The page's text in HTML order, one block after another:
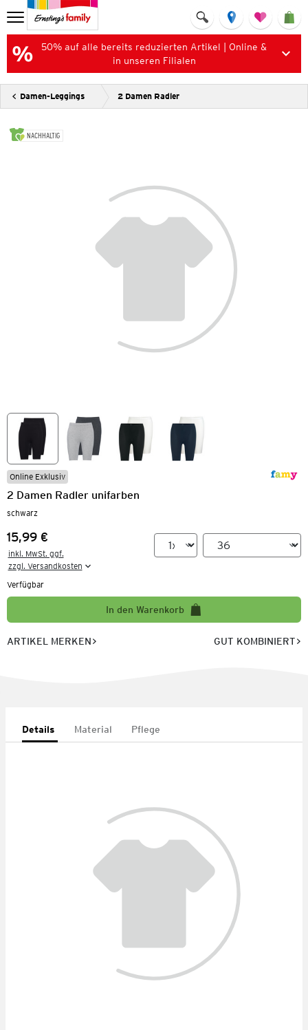
50% auf alle bereits reduzierten Artikel | Online &
in unseren Filialen
Damen-Leggings 2 Damen Radler
NACHHALTIG
Online Exklusiv
2 Damen Radler unifarben
schwarz
Preis:
15,99 €
inkl. MwSt. ggf.
zzgl. Versandkosten
Verfügbar
In den Warenkorb
ARTIKEL MERKEN GUT KOMBINIERT
Details Material Pflege